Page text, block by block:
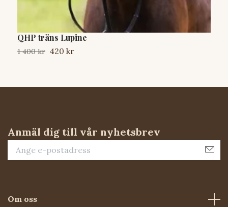
QHP träns Lupine
1 400 kr 420 kr
Anmäl dig till vår nyhetsbrev
Om oss